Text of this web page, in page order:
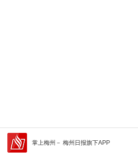
掌上梅州 － 梅州日报旗下APP